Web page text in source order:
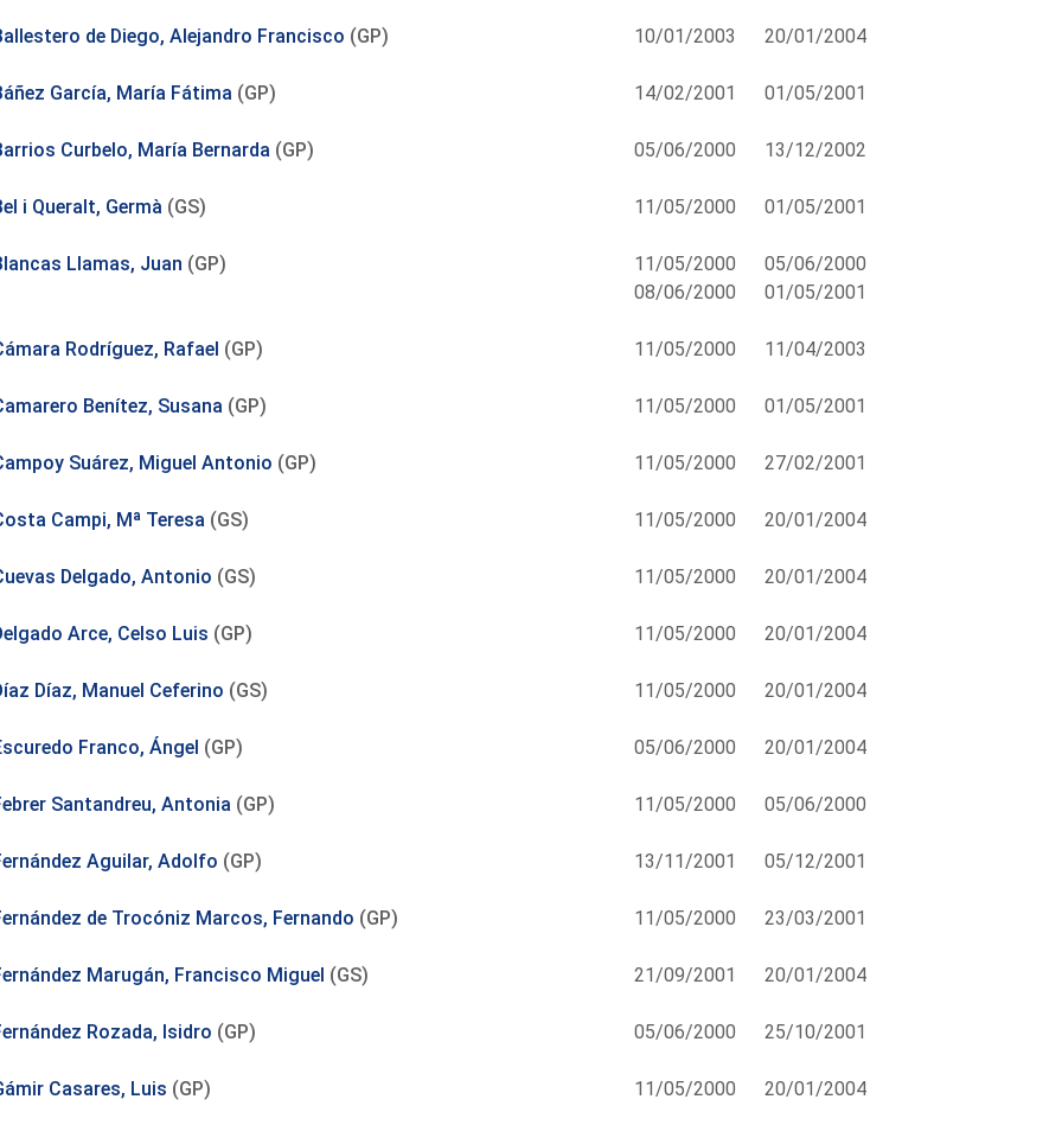
de Diego, Alejandro Francisco (GP) 10/01/2003 20/01/2004
García, María Fátima (GP) 14/02/2001 01/05/2001
Curbelo, María Bernarda (GP) 05/06/2000 13/12/2002
i Queralt, Germà (GS) 11/05/2000 01/05/2001
Llamas, Juan (GP)
11/05/2000
08/06/2000
05/06/2000
01/05/2001
Rodríguez, Rafael (GP) 11/05/2000 11/04/2003
Benítez, Susana (GP) 11/05/2000 01/05/2001
Suárez, Miguel Antonio (GP) 11/05/2000 27/02/2001
Campi, Mª Teresa (GS) 11/05/2000 20/01/2004
Delgado, Antonio (GS) 11/05/2000 20/01/2004
Arce, Celso Luis (GP) 11/05/2000 20/01/2004
Díaz, Manuel Ceferino (GS) 11/05/2000 20/01/2004
Franco, Ángel (GP) 05/06/2000 20/01/2004
Santandreu, Antonia (GP) 11/05/2000 05/06/2000
Aguilar, Adolfo (GP) 13/11/2001 05/12/2001
de Trocóniz Marcos, Fernando (GP) 11/05/2000 23/03/2001
Marugán, Francisco Miguel (GS) 21/09/2001 20/01/2004
Rozada, Isidro (GP) 05/06/2000 25/10/2001
Casares, Luis (GP) 11/05/2000 20/01/2004